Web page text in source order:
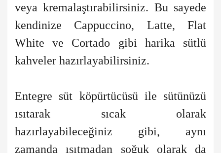
veya kremalaştırabilirsiniz. Bu sayede
kendinize Cappuccino, Latte, Flat
White ve Cortado gibi harika sütlü
kahveler hazırlayabilirsiniz.
Entegre süt köpürtücüsü ile sütünüzü
ısıtarak sıcak olarak
hazırlayabileceğiniz gibi, aynı
zamanda ısıtmadan soğuk olarak da